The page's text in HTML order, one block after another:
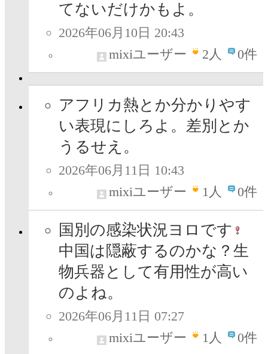
てないだけかもよ。
2026年06月10日 20:43
mixiユーザー
2人 0件
アフリカ熱とか分かりやす
い表現にしろよ。差別とか
うるせえ。
2026年06月11日 10:43
mixiユーザー
1人 0件
国別の感染状況ヨロです
中国は隠蔽するのかな？生
物兵器として有用性が高い
のよね。
2026年06月11日 07:27
mixiユーザー
1人 0件